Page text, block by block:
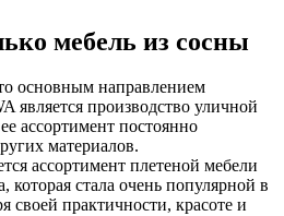
мебель из сосны
основным направлением
является производство уличной
ассортимент постоянно
материалов.
ассортимент плетеной мебели
которая стала очень популярной в
своей практичности, красоте и